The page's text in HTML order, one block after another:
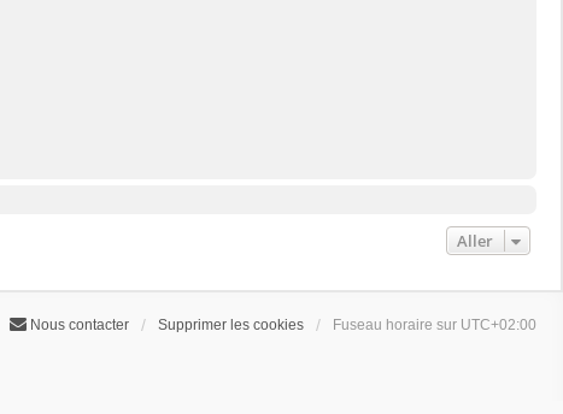
Aller
Nous contacter Supprimer les cookies Fuseau horaire sur UTC+02:00